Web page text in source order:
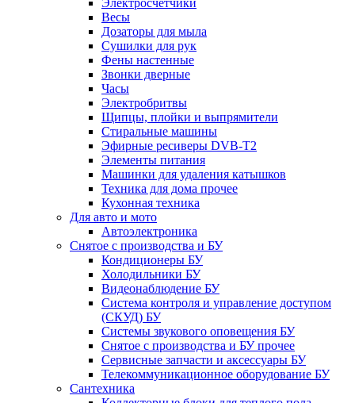
Электросчетчики
Весы
Дозаторы для мыла
Сушилки для рук
Фены настенные
Звонки дверные
Часы
Электробритвы
Щипцы, плойки и выпрямители
Стиральные машины
Эфирные ресиверы DVB-T2
Элементы питания
Машинки для удаления катышков
Техника для дома прочее
Кухонная техника
Для авто и мото
Автоэлектроника
Снятое с производства и БУ
Кондиционеры БУ
Холодильники БУ
Видеонаблюдение БУ
Система контроля и управление доступом
(СКУД) БУ
Системы звукового оповещения БУ
Снятое с производства и БУ прочее
Сервисные запчасти и аксессуары БУ
Телекоммуникационное оборудование БУ
Сантехника